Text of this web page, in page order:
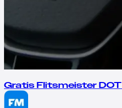
Gratis Flitsmeister DOT